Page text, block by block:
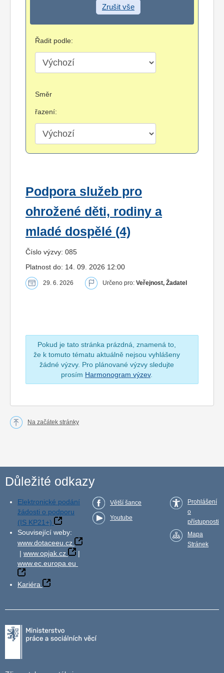
Zrušit vše
Řadit podle:
Směr
řazení:
Podpora služeb pro
ohrožené děti, rodiny a
mladé dospělé (4)
Číslo výzvy: 085
Platnost do: 14. 09. 2026 12:00
29. 6. 2026 Určeno pro: Veřejnost, Žadatel
Pokud je tato stránka prázdná, znamená to,
že k tomuto tématu aktuálně nejsou vyhlášeny
žádné výzvy. Pro plánované výzvy sledujte
prosím Harmonogram výzev.
Na začátek stránky
Důležité odkazy
Elektronické podání
žádosti o podporu
(IS KP21+)
Související weby:
www.dotaceeu.cz
| www.opjak.cz
|
www.ec.europa.eu
Kariéra
Větší šance
Youtube
Prohlášení
o
přístupnosti
Mapa
Stránek